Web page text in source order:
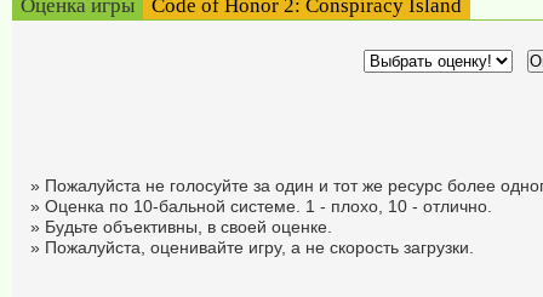
Оценка игры Code of Honor 2: Conspiracy Island
» Пожалуйста не голосуйте за один и тот же ресурс более
» Оценка по 10-бальной системе. 1 - плохо, 10 - отлично.
» Будьте объективны, в своей оценке.
» Пожалуйста, оценивайте игру, а не скорость загрузки.